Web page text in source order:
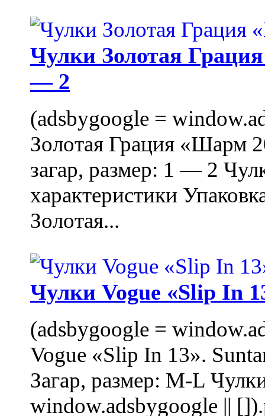
Чулки Золотая
— 2
(adsbygoogle =
Золотая Грация «Шарм
загар, размер: 1 — 2
характеристики
Золотая...
Чулки Vogue «Slip In
(adsbygoogle =
Vogue «Slip In 13».
Загар, размер: M-L
window.adsbygoogle ||